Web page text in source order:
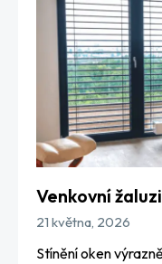
Venkovní
21 května, 2026
Stínění oken